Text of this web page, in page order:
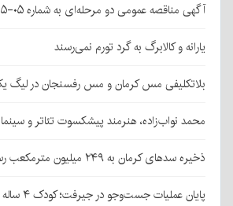
آگهی مناقصه عمومی دو مرحله‌ای به شماره ۰۵-۱۴۰۵ (تجدید اول)
یارانه و کالابرگ به گرد تورم نمی‌رسند
بلاتکلیفی مس کرمان و مس رفسنجان در لیگ
محمد نواب‌زاده، هنرمند پیشکسوت تئاتر و
ذخیره سدهای کرمان به ۲۴۹ میلیون مترمکعب رسید
پایان عملیات جست‌وجو در جیرفت؛ کودک ۴ ساله دلفاردی پیدا شد